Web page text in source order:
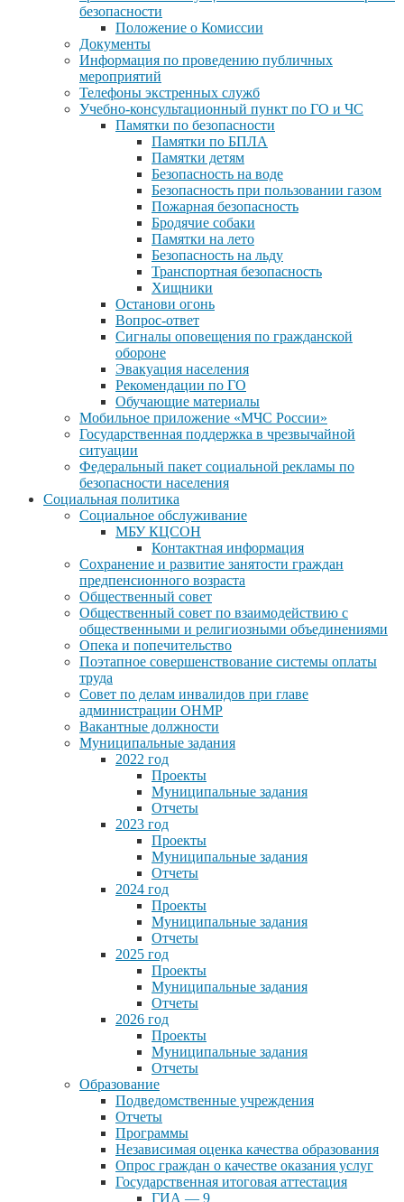
безопасности
Положение о Комиссии
Документы
Информация по проведению публичных
мероприятий
Телефоны экстренных служб
Учебно-консультационный пункт по ГО и ЧС
Памятки по безопасности
Памятки по БПЛА
Памятки детям
Безопасность на воде
Безопасность при пользовании газом
Пожарная безопасность
Бродячие собаки
Памятки на лето
Безопасность на льду
Транспортная безопасность
Хищники
Останови огонь
Вопрос-ответ
Сигналы оповещения по гражданской
обороне
Эвакуация населения
Рекомендации по ГО
Обучающие материалы
Мобильное приложение «МЧС России»
Государственная поддержка в чрезвычайной
ситуации
Федеральный пакет социальной рекламы по
безопасности населения
Социальная политика
Социальное обслуживание
МБУ КЦСОН
Контактная информация
Сохранение и развитие занятости граждан
предпенсионного возраста
Общественный совет
Общественный совет по взаимодействию с
общественными и религиозными объединениями
Опека и попечительство
Поэтапное совершенствование системы оплаты
труда
Совет по делам инвалидов при главе
администрации ОНМР
Вакантные должности
Муниципальные задания
2022 год
Проекты
Муниципальные задания
Отчеты
2023 год
Проекты
Муниципальные задания
Отчеты
2024 год
Проекты
Муниципальные задания
Отчеты
2025 год
Проекты
Муниципальные задания
Отчеты
2026 год
Проекты
Муниципальные задания
Отчеты
Образование
Подведомственные учреждения
Отчеты
Программы
Независимая оценка качества образования
Опрос граждан о качестве оказания услуг
Государственная итоговая аттестация
ГИА — 9